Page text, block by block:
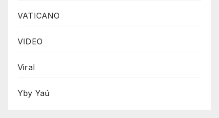
VATICANO
VIDEO
Viral
Yby Yaú